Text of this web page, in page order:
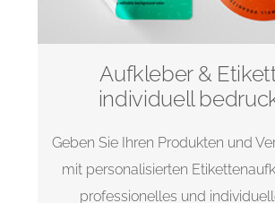
Aufkleber &
individuell
Geben Sie Ihren Produkten und
mit personalisierten
professionelles und